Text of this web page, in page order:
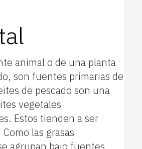
animal o de una planta
son fuentes primarias de
de pescado son una
vegetales
Estos tienden a ser
las grasas
agrupan bajo fuentes